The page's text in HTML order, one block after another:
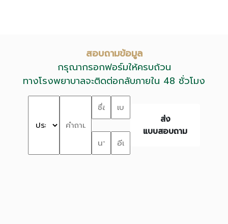
สอบถามข้อมูล
กรุณากรอกฟอร์มให้ครบถ้วน
ทางโรงพยาบาลจะติดต่อกลับภายใน 48 ชั่วโมง
ส่ง
แบบสอบถาม